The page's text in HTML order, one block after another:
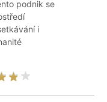
podnik se
i